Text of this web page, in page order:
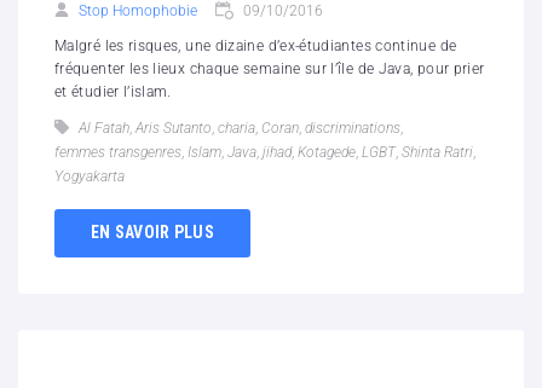
Stop Homophobie 09/10/2016
Malgré les risques, une dizaine d’ex-étudiantes continue de
fréquenter les lieux chaque semaine sur l’île de Java, pour prier
et étudier l’islam.
Al Fatah Aris Sutanto charia Coran discriminations
femmes transgenres Islam Java jihad, Kotagede LGBT, Shinta Ratri
Yogyakarta
EN SAVOIR PLUS